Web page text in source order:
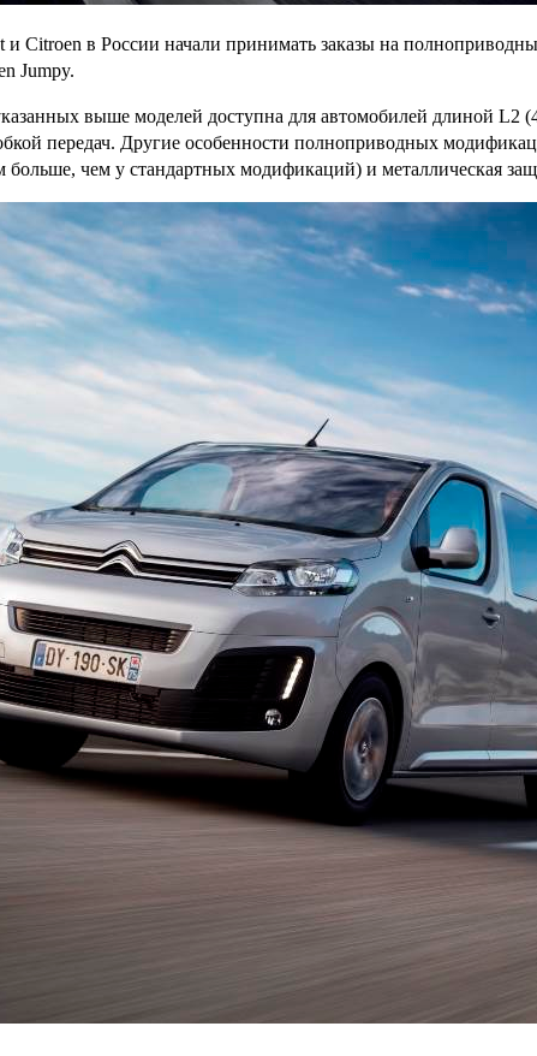
и Citroen в России начали принимать заказы на
Jumpy.
выше моделей доступна для автомобилей длиной
передач. Другие особенности полноприводных
чем у стандартных модификаций) и металлическая